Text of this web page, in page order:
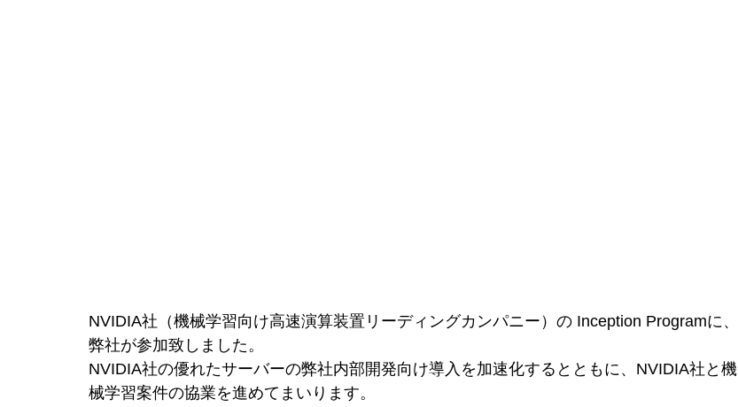
NVIDIA社（機械学習向け高速演算装置リーディングカンパニー）の Inception Programに、
弊社が参加致しました。
NVIDIA社の優れたサーバーの弊社内部開発向け導入を加速化するとともに、NVIDIA社と機
械学習案件の協業を進めてまいります。